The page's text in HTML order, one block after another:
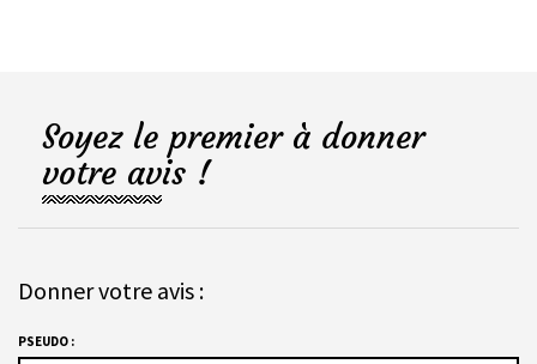
Soyez le premier à donner
votre avis !
Donner votre avis :
PSEUDO :